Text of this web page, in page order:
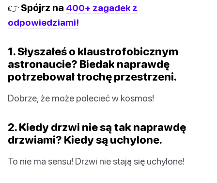
👉 Spójrz na 400+ zagadek z
odpowiedziami!
1. Słyszałeś o klaustrofobicznym
astronaucie? Biedak naprawdę
potrzebował trochę przestrzeni.
Dobrze, że może polecieć w kosmos!
2. Kiedy drzwi nie są tak naprawdę
drzwiami? Kiedy są uchylone.
To nie ma sensu! Drzwi nie stają się uchylone!